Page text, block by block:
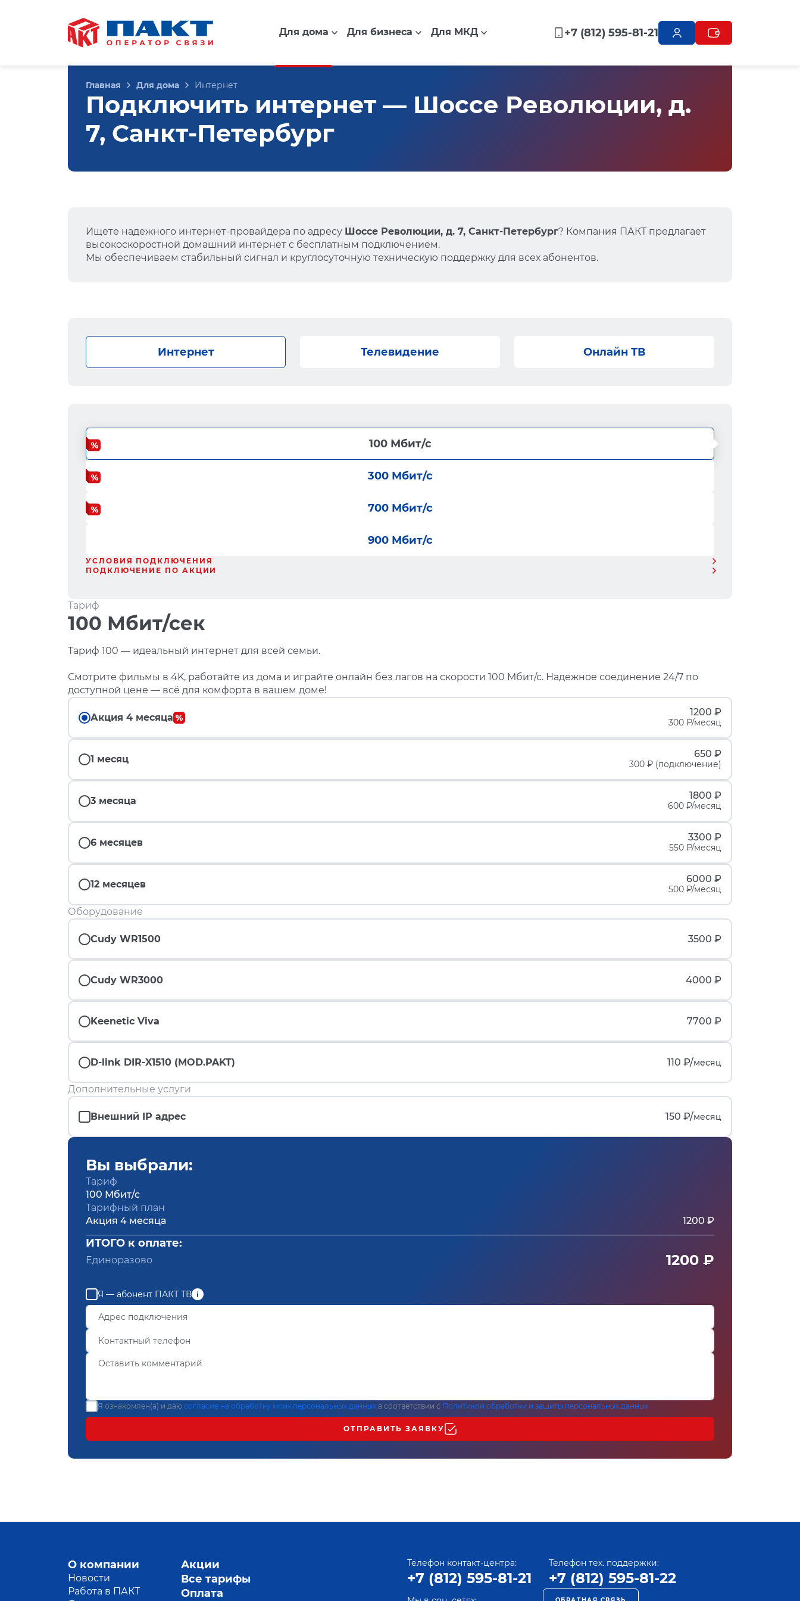
Для дома Для бизнеса Для МКД +7 (812) 595-81-21
Главная Для дома Интернет
Подключить интернет — Шоссе Революции, д.
7, Санкт-Петербург
Ищете надежного интернет-провайдера по адресу Шоссе Революции, д. 7, Санкт-Петербург? Компания ПАКТ предлагает
высокоскоростной домашний интернет с бесплатным подключением.
Мы обеспечиваем стабильный сигнал и круглосуточную техническую поддержку для всех абонентов.
Интернет Телевидение Онлайн ТВ
100 Мбит/с
300 Мбит/с
700 Мбит/с
900 Мбит/с
УСЛОВИЯ ПОДКЛЮЧЕНИЯ
ПОДКЛЮЧЕНИЕ ПО АКЦИИ
Тариф
100 Мбит/сек
Тариф 100 — идеальный интернет для всей семьи.
Смотрите фильмы в 4K, работайте из дома и играйте онлайн без лагов на скорости 100 Мбит/с. Надежное соединение 24/7 по
доступной цене — всё для комфорта в вашем доме!
Акция 4 месяца 1200 ₽
300 ₽/месяц
1 месяц 650 ₽
300 ₽ (подключение)
3 месяца 1800 ₽
600 ₽/месяц
6 месяцев 3300 ₽
550 ₽/месяц
12 месяцев 6000 ₽
500 ₽/месяц
Оборудование
Cudy WR1500 3500 ₽
Cudy WR3000 4000 ₽
Keenetic Viva 7700 ₽
D-link DIR-X1510 (MOD.PAKT) 110 ₽/месяц
Дополнительные услуги
Внешний IP адрес 150 ₽/месяц
Вы выбрали:
Тариф
100 Мбит/с
Тарифный план
Акция 4 месяца
1200 ₽
ИТОГО к оплате:
Единоразово 1200 ₽
Я — абонент ПАКТ ТВ
Я ознакомлен(а) и даю согласие на обработку моих персональных данных в соответствии с Политикой обработки и защиты персональных данных
ОТПРАВИТЬ ЗАЯВКУ
О компании
Новости
Работа в ПАКТ
Акции
Все тарифы
Оплата
Телефон контакт-центра:
+7 (812) 595-81-21
Телефон тех. поддержки:
+7 (812) 595-81-22